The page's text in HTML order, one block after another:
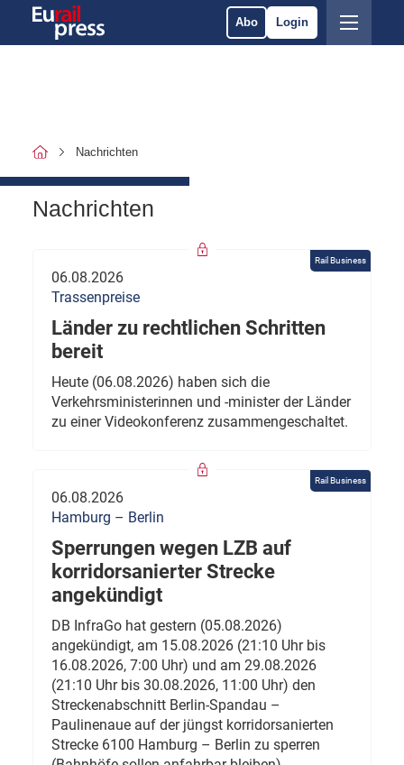
Abo Login
Nachrichten
Nachrichten
Rail Business
06.08.2026
Trassenpreise
Länder zu rechtlichen Schritten
bereit
Heute (06.08.2026) haben sich die
Verkehrsministerinnen und -minister der Länder
zu einer Videokonferenz zusammengeschaltet.
Rail Business
06.08.2026
Hamburg – Berlin
Sperrungen wegen LZB auf
korridorsanierter Strecke
angekündigt
DB InfraGo hat gestern (05.08.2026)
angekündigt, am 15.08.2026 (21:10 Uhr bis
16.08.2026, 7:00 Uhr) und am 29.08.2026
(21:10 Uhr bis 30.08.2026, 11:00 Uhr) den
Streckenabschnitt Berlin-Spandau –
Paulinenaue auf der jüngst korridorsanierten
Strecke 6100 Hamburg – Berlin zu sperren